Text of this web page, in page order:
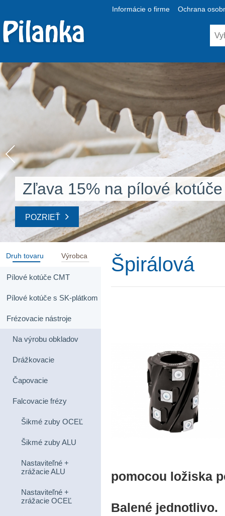
Informácie o firme Ochrana
Zľava 15% na pílové kotúče
POZRIEŤ
Druh tovaru Výrobca
Pílové kotúče CMT
Pílové kotúče s SK-plátkom
Frézovacie nástroje
Na výrobu obkladov
Drážkovacie
Čapovacie
Falcovacie frézy
Šikmé zuby OCEĽ
Šikmé zuby ALU
Nastaviteľné +
zrážacie ALU
Nastaviteľné +
zrážacie OCEĽ
Špirálová
pomocou ložiska
Balené jednotlivo.